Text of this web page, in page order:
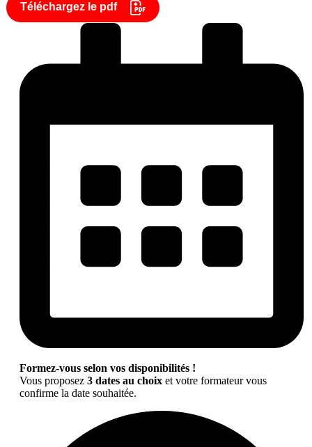
Téléchargez le pdf
Formez-vous selon vos disponibilités !
Vous proposez 3 dates au choix et votre formateur vous
confirme la date souhaitée.